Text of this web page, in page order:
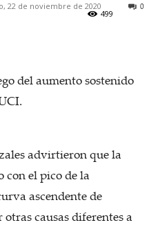
22 de noviembre de 2020 0
499
del aumento sostenido
advirtieron que la
con el pico de la
ascendente de
causas diferentes a